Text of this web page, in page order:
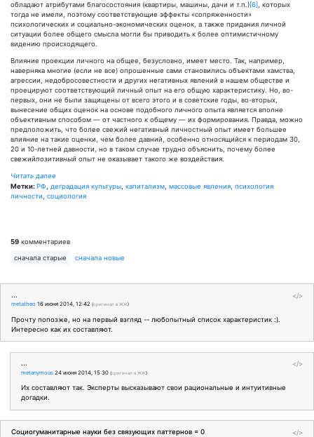
обладают атрибутами благосостояния (квартиры, машины, дачи и т.п.) [6] , которых
тогда не имели, поэтому соответствующие эффекты «сопряженности»
психологических и социально-экономических оценок, а также придания личной
ситуации более общего смысла могли бы приводить к более оптимистичному
видению происходящего.
Влияние проекции личного на общее, безусловно, имеет место. Так, например,
наверняка многие (если не все) опрошенные сами становились объектами хамства,
агрессии, недобросовестности и других негативных явлений в нашем обществе и
проецируют соответствующий личный опыт на его общую характеристику. Но, во-
первых, они не были защищены от всего этого и в советские годы, во-вторых,
вынесение общих оценок на основе подобного личного опыта является вполне
объективным способом — от частного к общему — их формирования. Правда, можно
предположить, что более свежий негативный личностный опыт имеет большее
влияние на такие оценки, чем более давний, особенно относящийся к периодам 30,
20 и 10-летней давности, но в таком случае трудно объяснить, почему более
свежийпозитивный опыт не оказывает такого же воздействия.
Читать далее
Метки:РФ деградация культуры капитализм массовые явления психология
личности
социология
59 комментариев
сначала старые сначала новые
</>
...
metatheo 16 июня 2014, 12:42 (оригинал в ЖЖ)
Прочту попозже, но на первый взгляд -- любопытный список характеристик :).
Интересно как их составляют.
</>
...
metanymous 24 июня 2014, 15:30 (оригинал в ЖЖ)
Их составляют так. Эксперты высказывают свои рациональные и интуитивные
догадки.
</>
Cоциогуманитарные науки без связующих паттернов = 0